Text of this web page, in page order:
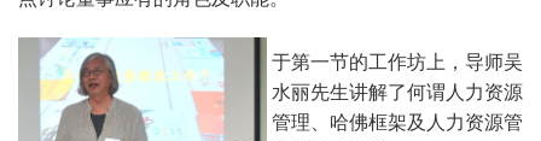
于第一节的工作坊上，导师吴
水丽先生讲解了何谓人力资源
管理、哈佛框架及人力资源管